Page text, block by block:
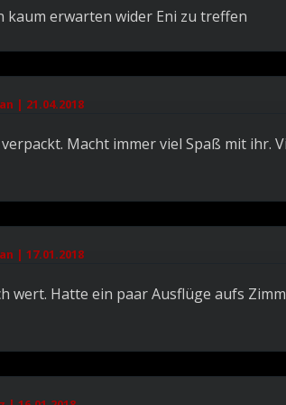
kaum erwarten wider Eni zu treffen
| 21.04.2018
Macht immer viel Spaß mit ihr.
| 17.01.2018
wert. Hatte ein paar Ausflüge aufs